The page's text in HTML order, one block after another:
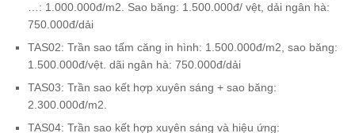
…: 1.000.000đ/m2. Sao băng: 1.500.000đ/ vệt, dải ngân hà:
750.000đ/dải
TAS02: Trần sao tấm căng in hình: 1.500.000đ/m2, sao băng:
1.500.000đ/vệt. dãi ngân hà: 750.000đ/dải
TAS03: Trần sao kết hợp xuyên sáng + sao băng:
2.300.000đ/m2.
TAS04: Trần sao kết hợp xuyên sáng và hiệu ứng: